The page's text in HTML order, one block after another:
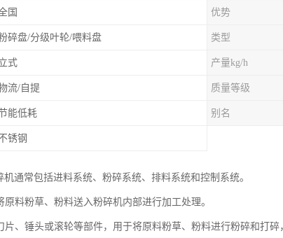
国 优势
碎盘/分级叶轮/喂料盘 类型
式 产量kg/h
流/自提 质量等级
能低耗 别名
锈钢
通常包括进料系统、粉碎系统、排料系统和控制系统。
原料粉草、粉料送入粉碎机内部进行加工处理。
片、锤头或滚轮等部件，用于将原料粉草、粉料进行粉碎和打